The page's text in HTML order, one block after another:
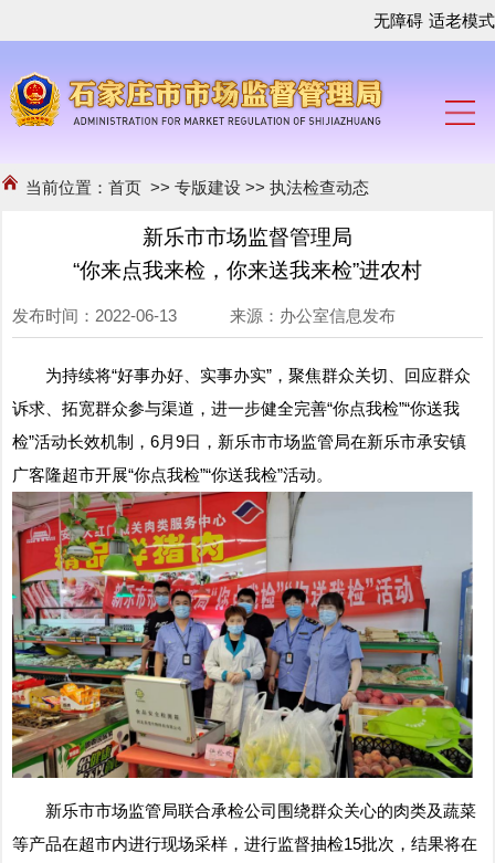
无障碍 适老模式
当前位置：首页 >>专版建设 >>执法检查动态
新乐市市场监督管理局
“你来点我来检，你来送我来检”进农村
发布时间：2022-06-13 来源：办公室信息发布
为持续将“好事办好、实事办实”，聚焦群众关切、回应群众
诉求、拓宽群众参与渠道，进一步健全完善“你点我检”“你送我
检”活动长效机制，6月9日，新乐市市场监管局在新乐市承安镇
广客隆超市开展“你点我检”“你送我检”活动。
新乐市市场监管局联合承检公司围绕群众关心的肉类及蔬菜
等产品在超市内进行现场采样，进行监督抽检15批次，结果将在